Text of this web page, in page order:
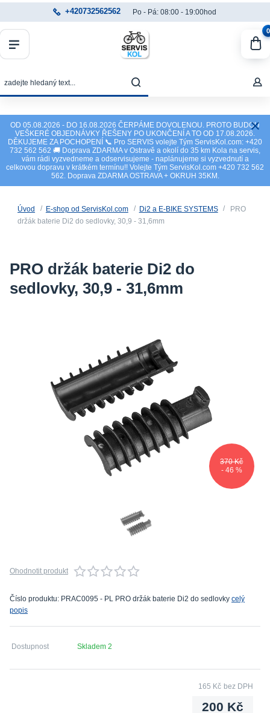
OD 05.08.2026 - DO 16.08.2026 ČERPÁME DOVOLENOU. PROTO BUDOU
VEŠKERÉ OBJEDNÁVKY ŘEŠENY PO UKONČENÍ A TO OD 17.08.2026.
DĚKUJEME ZA POCHOPENÍ 📞 Pro SERVIS volejte Tým ServisKol.com: +420
732 562 562 🚚 Doprava ZDARMA v Ostravě a okolí do 35 km Kola na servis,
vám rádi vyzvedneme a odservisujeme - naplánujeme si vyzvednutí a
celkovou dopravu v krátkém termínu!! Volejte Tým ServisKol.com +420 732 562
562. Doprava ZDARMA OSTRAVA + OKRUH 35KM.
+420732562562 Po - Pá: 08:00 - 19:00hod
0
Úvod E-shop od ServisKol.com Di2 a E-BIKE SYSTEMS
PRO
držák baterie Di2 do sedlovky, 30,9 - 31,6mm
PRO držák baterie Di2 do
sedlovky, 30,9 - 31,6mm
370 Kč
- 46 %
Ohodnotit produkt
Číslo produktu: PRAC0095 - PL PRO držák baterie Di2 do sedlovky celý
popis
Dostupnost Skladem 2
200 Kč
165 Kč bez DPH